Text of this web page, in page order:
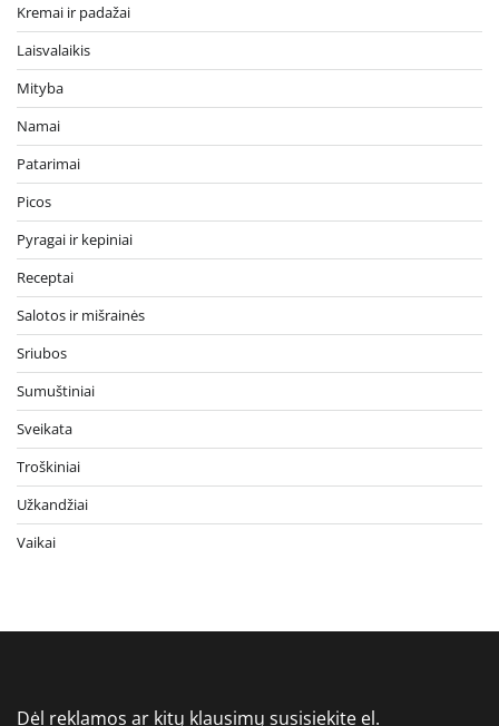
Kremai ir padažai
Laisvalaikis
Mityba
Namai
Patarimai
Picos
Pyragai ir kepiniai
Receptai
Salotos ir mišrainės
Sriubos
Sumuštiniai
Sveikata
Troškiniai
Užkandžiai
Vaikai
Dėl reklamos ar kitų klausimų susisiekite el.